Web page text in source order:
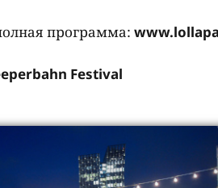
программа:
Festival